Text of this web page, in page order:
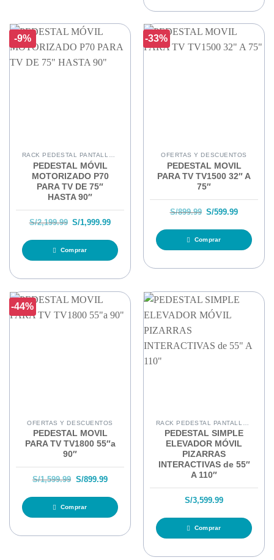
-9%
RACK PEDESTAL PANTALLAS INTERACTIVAS
PEDESTAL MÓVIL
MOTORIZADO P70
PARA TV DE 75″
HASTA 90″
S/2,199.99 El precio original era: S/2,199.99.
S/1,999.99El precio actual es: S/1,999.99.
Comprar
-33%
OFERTAS Y DESCUENTOS
PEDESTAL MOVIL
PARA TV TV1500 32″ A
75″
S/899.99 El precio original
S/599.99El precio
Comprar
-44%
OFERTAS Y DESCUENTOS
PEDESTAL MOVIL
PARA TV TV1800 55″a
90″
S/1,599.99 El precio original era: S/1,599.99.
S/899.99El precio actual es: S/899.99.
Comprar
PEDESTAL SIMPLE
ELEVADOR MÓVIL
PIZARRAS
INTERACTIVAS de 55″
A 110″
S/3,599.99
Comprar